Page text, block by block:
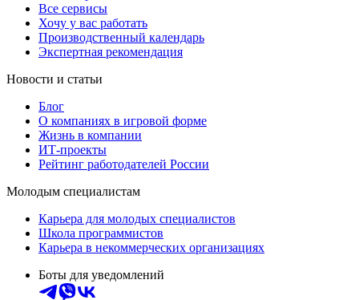
Все сервисы
Хочу у вас работать
Производственный календарь
Экспертная рекомендация
Новости и статьи
Блог
О компаниях в игровой форме
Жизнь в компании
ИТ-проекты
Рейтинг работодателей России
Молодым специалистам
Карьера для молодых специалистов
Школа программистов
Карьера в некоммерческих организациях
Боты для уведомлений